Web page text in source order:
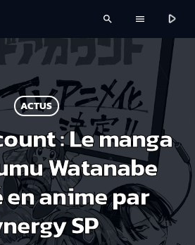
search menu play_arrow
ACTUS
: Le manga
Watanabe
anime par
SP